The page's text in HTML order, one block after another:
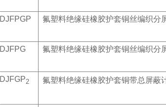
DJFPGP 氟塑料绝缘硅橡胶护套铜丝编织分
DJFPG 氟塑料绝缘硅橡胶护套铜丝编织分
DJFGP2 氟塑料绝缘硅橡胶护套铜带总屏蔽